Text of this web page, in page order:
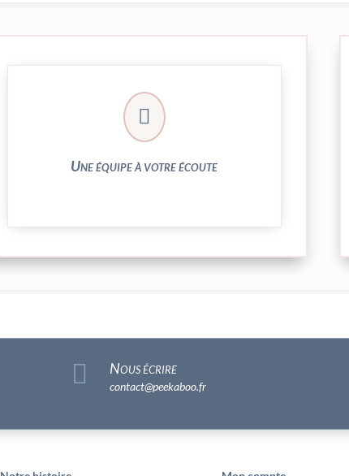

Une équipe à votre écoute
N’hésitez pas à nous solliciter
► 04 73 27 04 20
► contact@peekaboo.fr
 Nous écrire
contact@peekaboo.fr